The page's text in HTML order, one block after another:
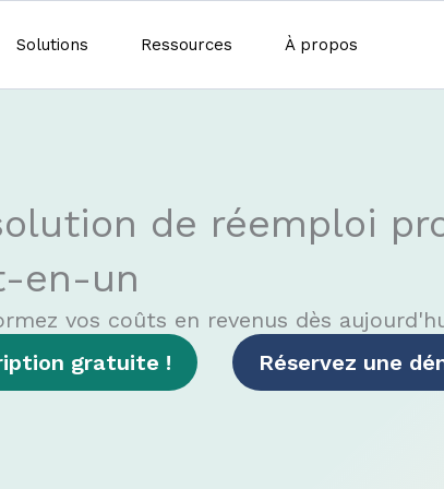
Solutions Ressources À propos
de réemploi
en-un
vos coûts en revenus dès
gratuite !
Réservez une